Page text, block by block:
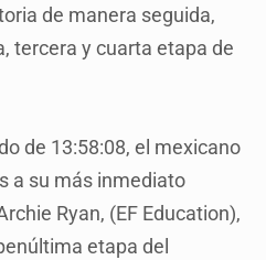
de manera seguida,
tercera y cuarta etapa de
de 13:58:08, el mexicano
a su más inmediato
Ryan, (EF Education),
etapa del